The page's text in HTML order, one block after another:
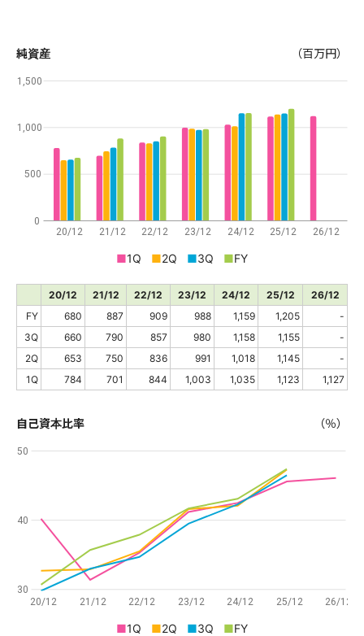
純資産 （百万円）
20/12 21/12 22/12 23/12 24/12 25/12 26/12
0
500
1,000
1,500
■1Q ■2Q ■3Q ■FY
20/12 21/12 22/12 23/12 24/12 25/12
26/12
FY
680 887 909 988 1,159 1,205
-
3Q
660 790 857 980 1,158 1,155
-
2Q
653 750 836 991 1,018 1,145
-
1Q
784 701 844 1,003 1,035 1,123 1,127
自己資本比率 （％）
20/12 21/12 22/12 23/12 24/12 25/12 26/12
30
40
50
■1Q ■2Q ■3Q ■FY